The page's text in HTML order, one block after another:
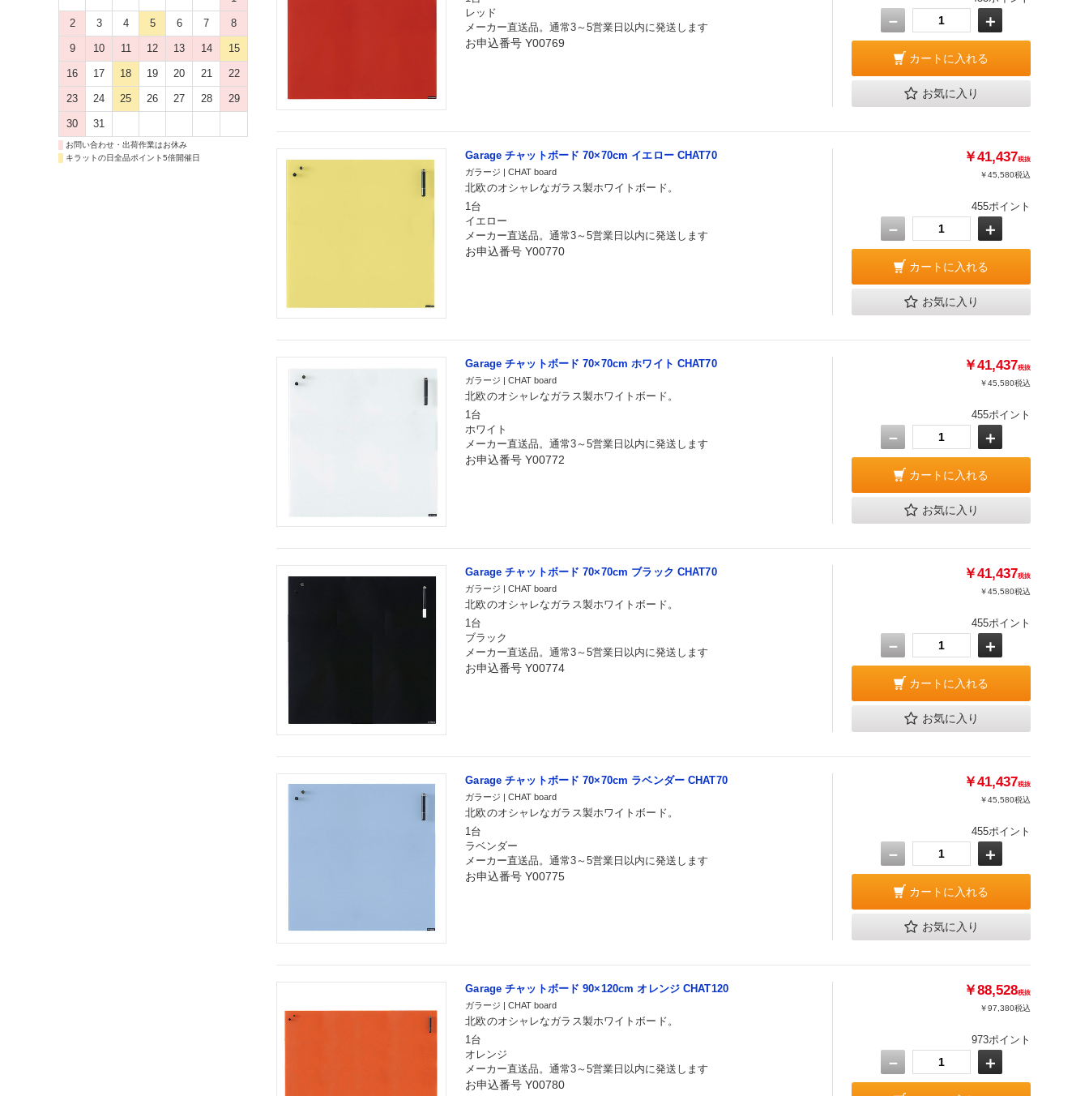
2 3 4 5 6 7 8
9 10 11 12 13 14 15
16 17 18 19 20 21 22
23 24 25 26 27 28 29
30 31
お問い合わせ・出荷作業はお休み
キラットの日全品ポイント5倍開催日
レッド
メーカー直送品。通常3～5営業日以内に発送します
お申込番号 Y00769
－ ＋
カートに入れる
お気に入り
Garage チャットボード 70×70cm イエロー CHAT70
ガラージ | CHAT board
北欧のオシャレなガラス製ホワイトボード。
1台
イエロー
メーカー直送品。通常3～5営業日以内に発送します
お申込番号 Y00770
￥41,437税抜
￥45,580税込
455ポイント
－ ＋
カートに入れる
お気に入り
Garage チャットボード 70×70cm ホワイト CHAT70
ガラージ | CHAT board
北欧のオシャレなガラス製ホワイトボード。
1台
ホワイト
メーカー直送品。通常3～5営業日以内に発送します
お申込番号 Y00772
￥41,437税抜
￥45,580税込
455ポイント
－ ＋
カートに入れる
お気に入り
Garage チャットボード 70×70cm ブラック CHAT70
ガラージ | CHAT board
北欧のオシャレなガラス製ホワイトボード。
1台
ブラック
メーカー直送品。通常3～5営業日以内に発送します
お申込番号 Y00774
￥41,437税抜
￥45,580税込
455ポイント
－ ＋
カートに入れる
お気に入り
Garage チャットボード 70×70cm ラベンダー CHAT70
ガラージ | CHAT board
北欧のオシャレなガラス製ホワイトボード。
1台
ラベンダー
メーカー直送品。通常3～5営業日以内に発送します
お申込番号 Y00775
￥41,437税抜
￥45,580税込
455ポイント
－ ＋
カートに入れる
お気に入り
Garage チャットボード 90×120cm オレンジ CHAT120
ガラージ | CHAT board
北欧のオシャレなガラス製ホワイトボード。
1台
オレンジ
メーカー直送品。通常3～5営業日以内に発送します
お申込番号 Y00780
￥88,528税抜
￥97,380税込
973ポイント
－ ＋